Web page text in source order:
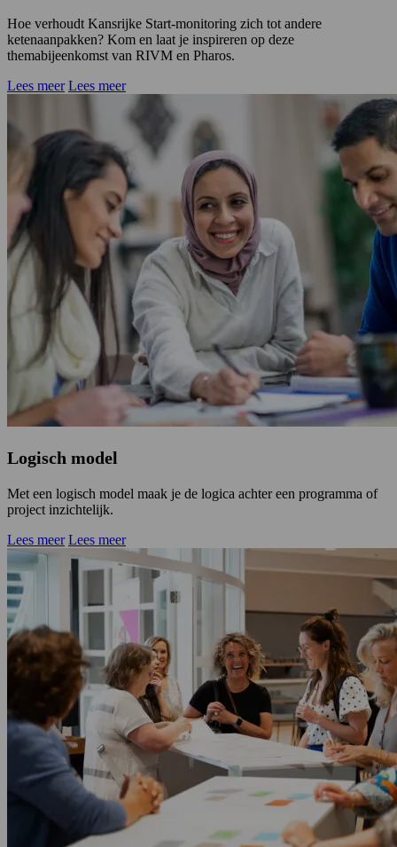
Hoe verhoudt Kansrijke Start-monitoring zich tot andere
ketenaanpakken? Kom en laat je inspireren op deze
themabijeenkomst van RIVM en Pharos.
Lees meer Lees meer
Logisch model
Met een logisch model maak je de logica achter een programma of
project inzichtelijk.
Lees meer Lees meer